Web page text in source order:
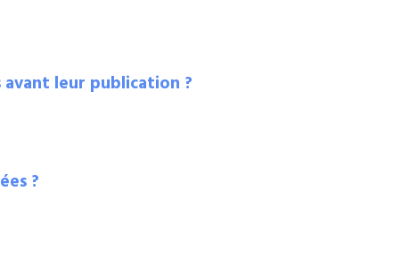
leur publication ?
?